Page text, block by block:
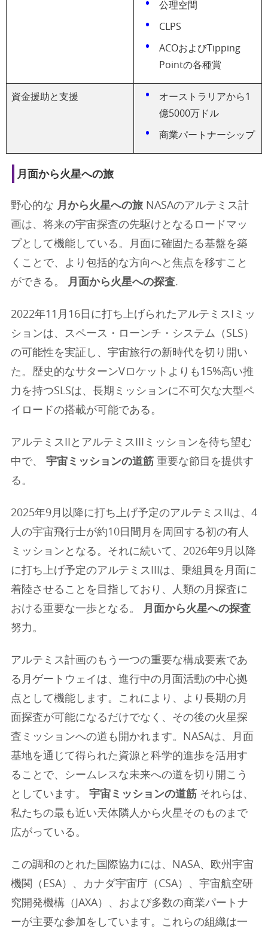
公理空間
CLPS
ACOおよびTipping
Pointの各種賞
資金援助と支援
オーストラリアから1
億5000万ドル
商業パートナーシップ
月面から火星への旅
野心的な 月から火星への旅 NASAのアルテミス計
画は、将来の宇宙探査の先駆けとなるロードマッ
プとして機能している。月面に確固たる基盤を築
くことで、より包括的な方向へと焦点を移すこと
ができる。
月面から火星への探査.
2022年11月16日に打ち上げられたアルテミスIミッ
ションは、スペース・ローンチ・システム（SLS）
の可能性を実証し、宇宙旅行の新時代を切り開い
た。歴史的なサターンVロケットよりも15%高い推
力を持つSLSは、長期ミッションに不可欠な大型ペ
イロードの搭載が可能である。
アルテミスIIとアルテミスIIIミッションを待ち望む
中で、 宇宙ミッションの道筋 重要な節目を提供す
る。
2025年9月以降に打ち上げ予定のアルテミスIIは、4
人の宇宙飛行士が約10日間月を周回する初の有人
ミッションとなる。それに続いて、2026年9月以降
に打ち上げ予定のアルテミスIIIは、乗組員を月面に
着陸させることを目指しており、人類の月探査に
おける重要な一歩となる。
月面から火星への探査
努力。
アルテミス計画のもう一つの重要な構成要素であ
る月ゲートウェイは、進行中の月面活動の中心拠
点として機能します。これにより、より長期の月
面探査が可能になるだけでなく、その後の火星探
査ミッションへの道も開かれます。NASAは、月面
基地を通じて得られた資源と科学的進歩を活用す
ることで、シームレスな未来への道を切り開こう
としています。 宇宙ミッションの道筋 それらは、
私たちの最も近い天体隣人から火星そのものまで
広がっている。
この調和のとれた国際協力には、NASA、欧州宇宙
機関（ESA）、カナダ宇宙庁（CSA）、宇宙航空研
究開発機構（JAXA）、および多数の商業パートナ
ーが主要な参加をしています。これらの組織は一